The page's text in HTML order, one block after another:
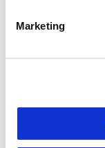
Marketing